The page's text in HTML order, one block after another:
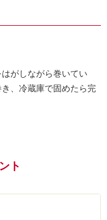
がしながら巻いてい
、冷蔵庫で固めたら完
ト